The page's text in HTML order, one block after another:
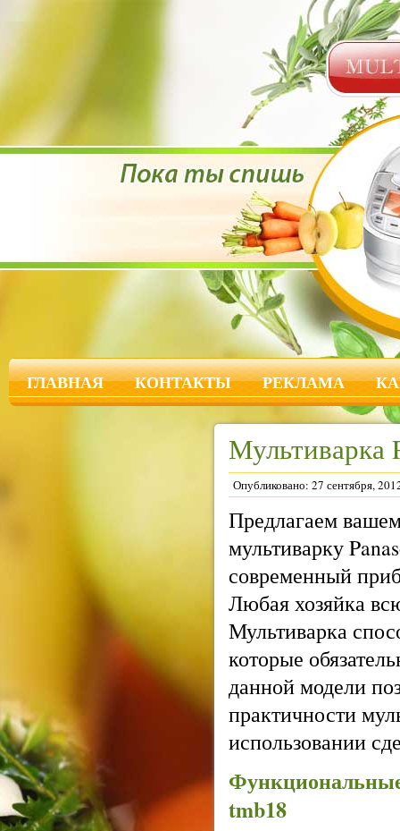
ГЛАВНАЯ КОНТАКТЫ РЕКЛАМА
Мультиварка
Опубликовано: 27 сентября,
Предлагаем
мультиварку
современный
Любая хозяйка
Мультиварка
которые
данной модели
практичности
использовании
tmb18